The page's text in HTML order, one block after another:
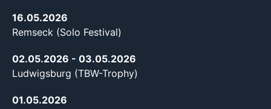
16.05.2026
Remseck (Solo Festival)
02.05.2026 - 03.05.2026
Ludwigsburg (TBW-Trophy)
01.05.2026